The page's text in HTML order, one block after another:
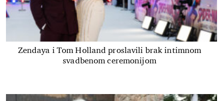
Zendaya i Tom Holland proslavili brak intimnom
svadbenom ceremonijom